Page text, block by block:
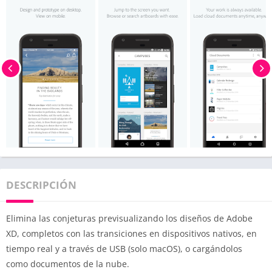
DESCRIPCIÓN
Elimina las conjeturas previsualizando los diseños de Adobe
XD, completos con las transiciones en dispositivos nativos, en
tiempo real y a través de USB (solo macOS), o cargándolos
como documentos de la nube.